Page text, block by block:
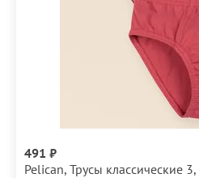
491 ₽
Pelican, Трусы классические 3,